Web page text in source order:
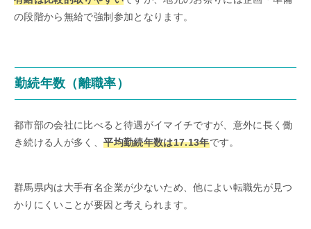
の段階から無給で強制参加となります。
勤続年数（離職率）
都市部の会社に比べると待遇がイマイチですが、意外に長く働
き続ける人が多く、平均勤続年数は17.13年です。
群馬県内は大手有名企業が少ないため、他によい転職先が見つ
かりにくいことが要因と考えられます。